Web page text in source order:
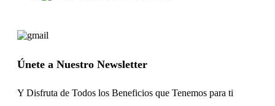
Únete a Nuestro Newsletter
Y Disfruta de Todos los Beneficios que Tenemos para ti